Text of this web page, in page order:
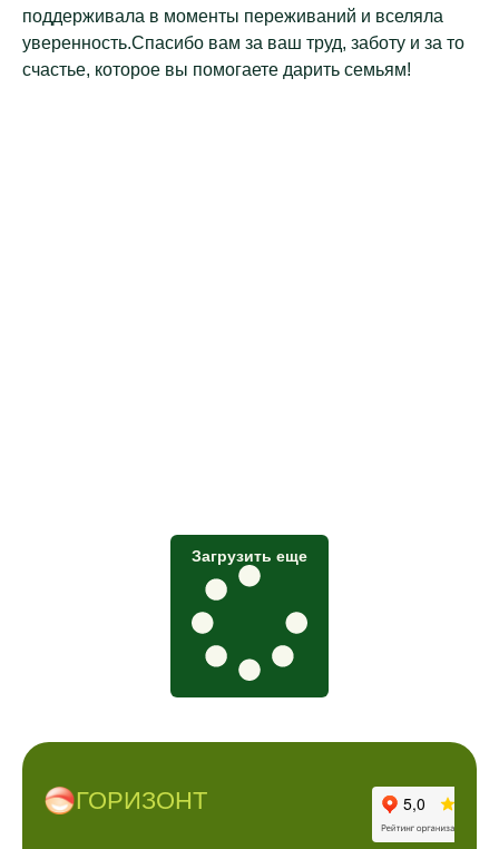
поддерживала в моменты переживаний и вселяла
уверенность.Спасибо вам за ваш труд, заботу и за то
счастье, которое вы помогаете дарить семьям!
Загрузить еще
ГОРИЗОНТ